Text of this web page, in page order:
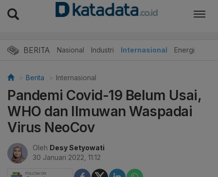
BERITA Nasional Industri Internasional Energi
Berita Internasional
Pandemi Covid-19 Belum Usai,
WHO dan Ilmuwan Waspadai
Virus NeoCov
Oleh Desy Setyowati
30 Januari 2022, 11:12